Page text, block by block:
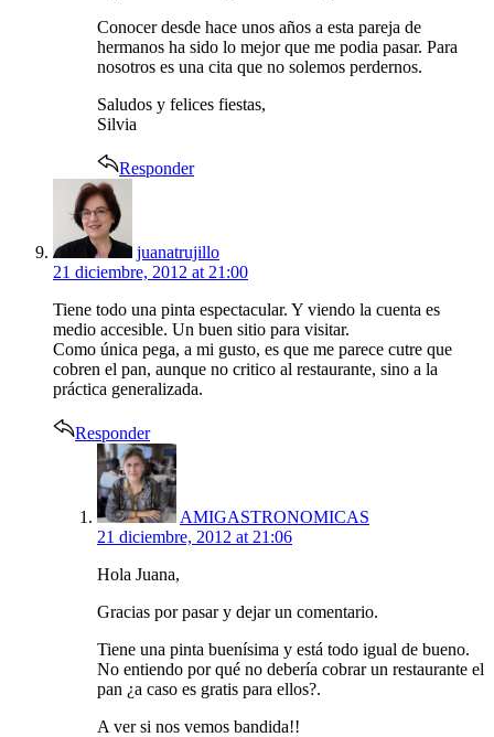
Conocer desde hace unos años a esta pareja de
hermanos ha sido lo mejor que me podia pasar. Para
nosotros es una cita que no solemos perdernos.
Saludos y felices fiestas,
Silvia
Responder
juanatrujillo
21 diciembre, 2012 at 21:00
Tiene todo una pinta espectacular. Y viendo la cuenta es
medio accesible. Un buen sitio para visitar.
Como única pega, a mi gusto, es que me parece cutre que
cobren el pan, aunque no critico al restaurante, sino a la
práctica generalizada.
Responder
says:
AMIGASTRONOMICAS
21 diciembre, 2012 at 21:06
Hola Juana,
Gracias por pasar y dejar un comentario.
Tiene una pinta buenísima y está todo igual de bueno.
No entiendo por qué no debería cobrar un restaurante el
pan ¿a caso es gratis para ellos?.
A ver si nos vemos bandida!!